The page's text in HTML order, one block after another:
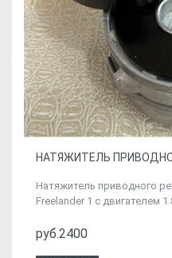
НАТЯЖИТЕЛЬ
Натяжитель приводного
Freelander 1 с двигателем
руб.2400